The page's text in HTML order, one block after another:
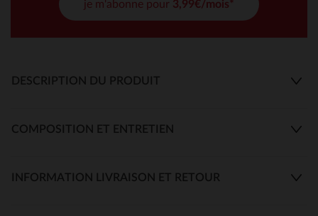
je m'abonne pour 3,99€/mois*
DESCRIPTION DU PRODUIT
COMPOSITION ET ENTRETIEN
INFORMATION LIVRAISON ET RETOUR